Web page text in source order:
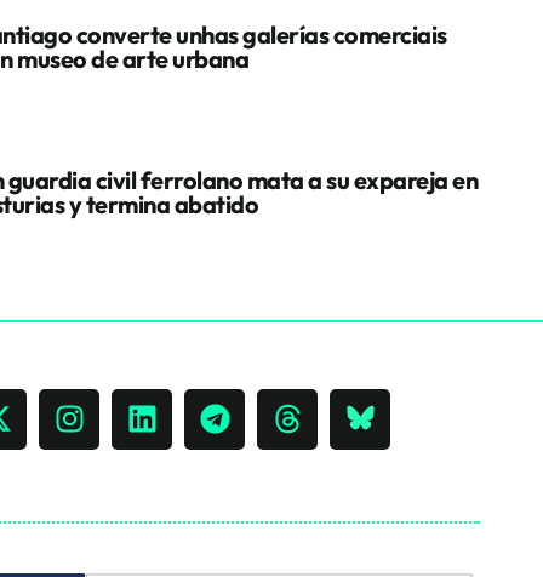
converte unhas galerías comerciais
museo de arte urbana
guardia civil ferrolano mata a su expareja en
y termina abatido